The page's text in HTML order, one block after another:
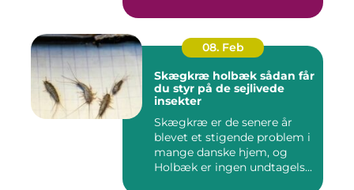
08. Feb
Skægkræ holbæk sådan får
du styr på de sejlivede
insekter
Skægkræ er de senere år
blevet et stigende problem i
mange danske hjem, og
Holbæk er ingen undtagels...